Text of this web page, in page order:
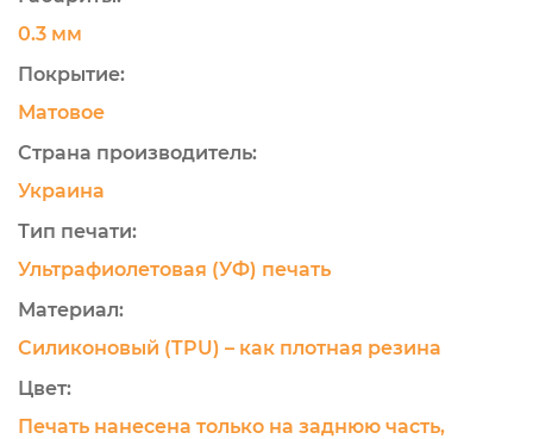
0.3 мм
Покрытие:
Матовое
Страна производитель:
Украина
Тип печати:
Ультрафиолетовая (УФ) печать
Материал:
Силиконовый (TPU) – как плотная резина
Цвет:
Печать нанесена только на заднюю часть,